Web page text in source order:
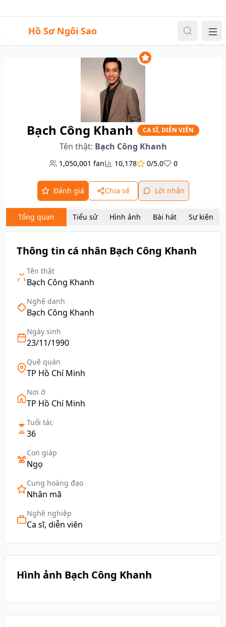
Hồ Sơ Ngôi Sao
Bạch Công Khanh CA SĨ, DIỄN VIÊN
Tên thật: Bạch Công Khanh
1,050,001 fan 10,178 0/5.0 0
Đánh giá Chia sẻ Lời nhắn
Tổng quan Tiểu sử Hình ảnh Bài hát Sự kiện
Thông tin cá nhân Bạch Công Khanh
Tên thật
Bạch Công Khanh
Nghệ danh
Bạch Công Khanh
Ngày sinh
23/11/1990
Quê quán
TP Hồ Chí Minh
Nơi ở
TP Hồ Chí Minh
Tuổi tác
36
Con giáp
Ngọ
Cung hoàng đạo
Nhân mã
Nghề nghiệp
Ca sĩ, diễn viên
Hình ảnh Bạch Công Khanh